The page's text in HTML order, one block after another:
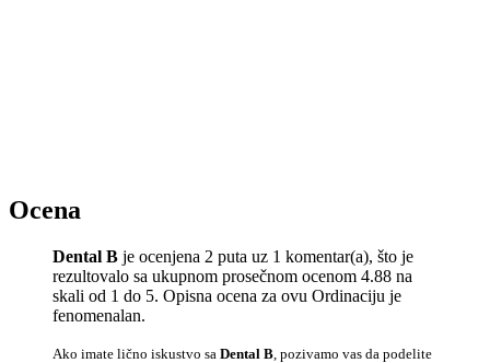
Ocena
Dental B je ocenjena 2 puta uz 1 komentar(a), što je
rezultovalo sa ukupnom prosečnom ocenom 4.88 na
skali od 1 do 5. Opisna ocena za ovu Ordinaciju je
fenomenalan.
Ako imate lično iskustvo sa Dental B , pozivamo vas da podelite